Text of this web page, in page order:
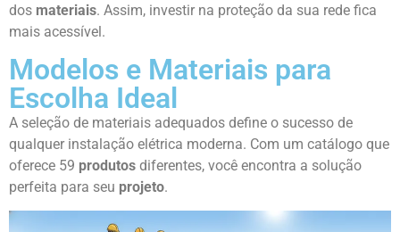
dos materiais. Assim, investir na proteção da sua rede fica
mais acessível.
Modelos e Materiais para
Escolha Ideal
A seleção de materiais adequados define o sucesso de
qualquer instalação elétrica moderna. Com um catálogo que
oferece 59 produtos diferentes, você encontra a solução
perfeita para seu projeto.